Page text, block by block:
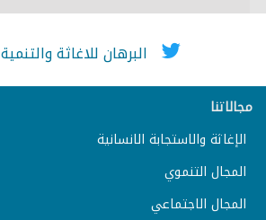
البرهان للاغاثة والتنمية
مجالاتنا
الإغاثة والاستجابة الانسانية
المجال التنموي
المجال الاجتماعي